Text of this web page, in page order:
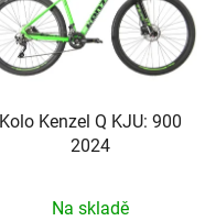
Kolo Kenzel Q KJU: 900
2024
Na skladě